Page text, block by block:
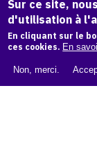
Catalogue
Sur ce site,
d'utilisation à
En cliquant sur le
ces cookies. En
Non, merci.